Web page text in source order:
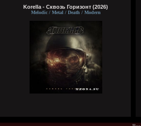
Korella - Сквозь Горизонт (2026)
Melodic / Metal / Death / Modern